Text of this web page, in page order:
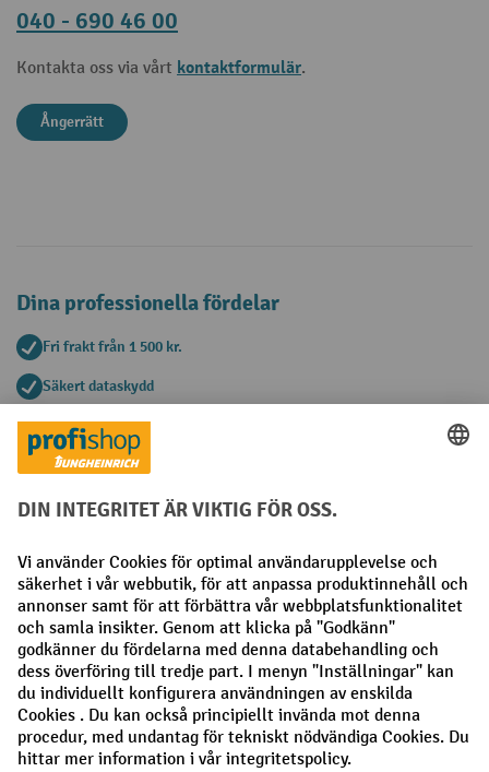
040 - 690 46 00
Kontakta oss via vårt kontaktformulär.
Ångerrätt
Dina professionella fördelar
Fri frakt från 1 500 kr.
Säkert dataskydd
Personlig köprådgivning
Betalningsmetoder
Faktura Förskottsbetalning
Sociala nätverk
Facebook
LinkedIn
Instagram